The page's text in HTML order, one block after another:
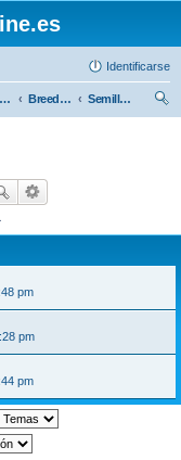
Identificarse
colaboradores Breeders Seeds S.L.
Semillas / Seeds / Strains
pm
pm
pm